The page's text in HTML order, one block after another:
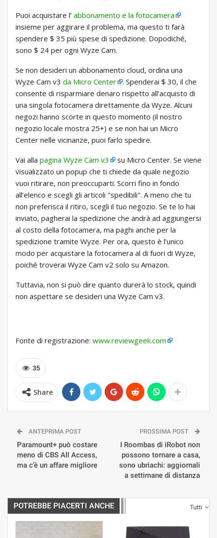
Puoi acquistare l’ abbonamento e la fotocamera
insieme per aggirare il problema, ma questo ti farà
spendere $ 35 più spese di spedizione. Dopodiché,
sono $ 24 per ogni Wyze Cam.
Se non desideri un abbonamento cloud, ordina una
Wyze Cam v3 da Micro Center
. Spenderai $ 30, il che
consente di risparmiare denaro rispetto all’acquisto di
una singola fotocamera direttamente da Wyze. Alcuni
negozi hanno scorte in questo momento (il nostro
negozio locale mostra 25+) e se non hai un Micro
Center nelle vicinanze, puoi farlo spedire.
Vai alla pagina Wyze Cam v3
su Micro Center. Se viene
visualizzato un popup che ti chiede da quale negozio
vuoi ritirare, non preoccuparti. Scorri fino in fondo
all’elenco e scegli gli articoli "spedibili". A meno che tu
non preferisca il ritiro, scegli il tuo negozio. Se te lo hai
inviato, pagherai la spedizione che andrà ad aggiungersi
al costo della fotocamera, ma paghi anche per la
spedizione tramite Wyze. Per ora, questo è l’unico
modo per acquistare la fotocamera al di fuori di Wyze,
poiché troverai Wyze Cam v2 solo su Amazon.
Tuttavia, non si può dire quanto durerà lo stock, quindi
non aspettare se desideri una Wyze Cam v3.
Fonte di registrazione: www.reviewgeek.com
35
Share
ANTEPRIMA POST
Paramount+ può costare
meno di CBS All Access,
ma c’è un affare migliore
PROSSIMA POST
I Roombas di iRobot non
possono tornare a casa,
sono ubriachi: aggiornali
a settimane di distanza
Tutti
POTREBBE PIACERTI ANCHE